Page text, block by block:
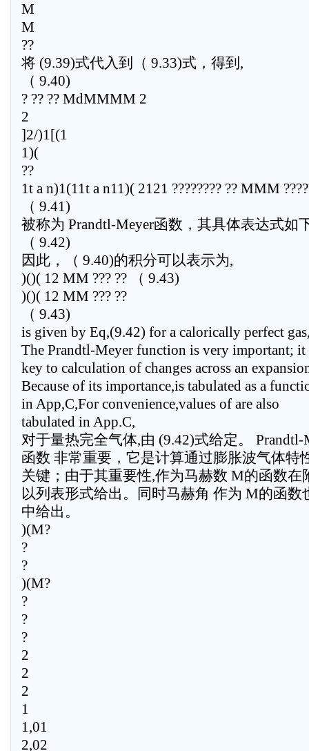
M
M
??
将 (9.39)式代入到（ 9.33)式，得到,
（ 9.40)
? ?? ?? MdMMMM 2
2
]2/)1[(1
1)(
??
1t a n)1(11t a n11)( 2121 ???????? ?? MMM
（ 9.41)
被称为 Prandtl-Meyer函数，其具体表达式如
（ 9.42)
因此，（ 9.40)的积分可以表示为,
)()( 12 MM ??? ?? （ 9.43)
)()( 12 MM ??? ??
（ 9.43)
is given by Eq,(9.42) for a calorically perfect
The Prandtl-Meyer function is very important; it
key to calculation of changes across an
Because of its importance,is tabulated as a
in App,C,For convenience,values of are also
tabulated in App.C,
对于量热完全气体,由 (9.42)式给定。 Prandtl-
函数 非常重要，它是计算通过膨胀波气体特
关键；由于其重要性,作为马赫数 M的函数在
以列表形式给出。同时马赫角 作为 M的函数
中给出。
)(M?
?
?
)(M?
?
?
?
2
2
2
1
1,01
2,02